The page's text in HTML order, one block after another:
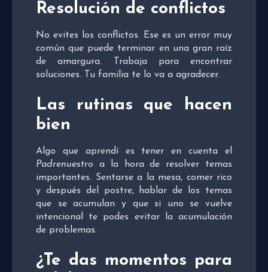
Resolución de conflictos
No evites los conflictos. Ese es un error muy
común que puede terminar en una gran raíz
de amargura. Trabaja para encontrar
soluciones. Tu familia te lo va a agradecer.
Las rutinas que hacen
bien
Algo que aprendí es tener en cuenta el
Padrenuestro a la hora de resolver temas
importantes. Sentarse a la mesa, comer rico
y después del postre, hablar de los temas
que se acumulan y que si uno se vuelve
intencional te podes evitar la acumulación
de problemas.
¿Te das momentos para